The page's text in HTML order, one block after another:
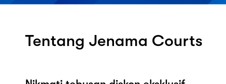
Tentang Jenama Courts